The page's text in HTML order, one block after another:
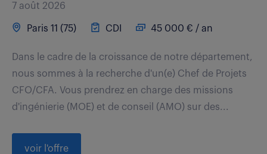
7 août 2026
Paris 11 (75) CDI 45 000 € / an
Dans le cadre de la croissance de notre département,
nous sommes à la recherche d'un(e) Chef de Projets
CFO/CFA. Vous prendrez en charge des missions
d'ingénierie (MOE) et de conseil (AMO) sur des...
voir l'offre